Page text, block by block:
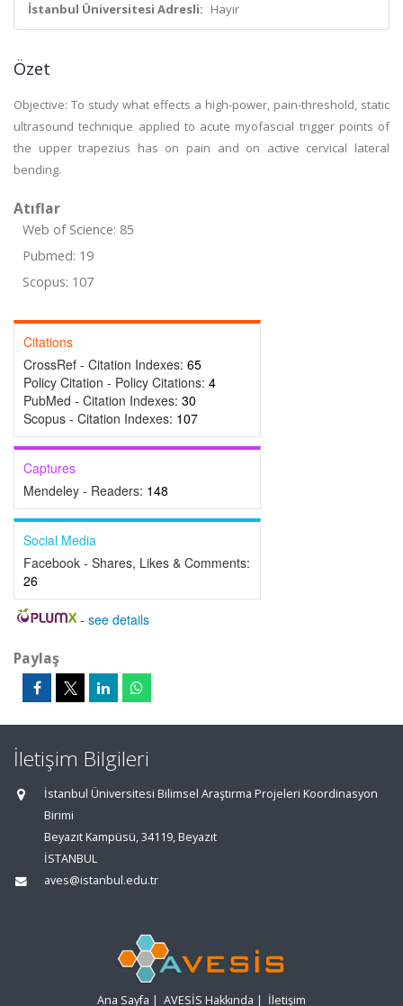
İstanbul Üniversitesi Adresli: Hayır
Özet
Objective: To study what effects a high-power, pain-threshold, static
ultrasound technique applied to acute myofascial trigger points of
the upper trapezius has on pain and on active cervical lateral
bending.
Atıflar
Web of Science: 85
Pubmed: 19
Scopus: 107
Citations
CrossRef - Citation Indexes: 65
Policy Citation - Policy Citations: 4
PubMed - Citation Indexes: 30
Scopus - Citation Indexes: 107
Captures
Mendeley - Readers: 148
Social Media
Facebook - Shares, Likes & Comments:
26
- see details
Paylaş
İletişim Bilgileri
İstanbul Üniversitesi Bilimsel Araştırma Projeleri Koordinasyon
Birimi
Beyazıt Kampüsü, 34119, Beyazıt
İSTANBUL
aves@istanbul.edu.tr
Ana Sayfa | AVESİS Hakkında | İletişim